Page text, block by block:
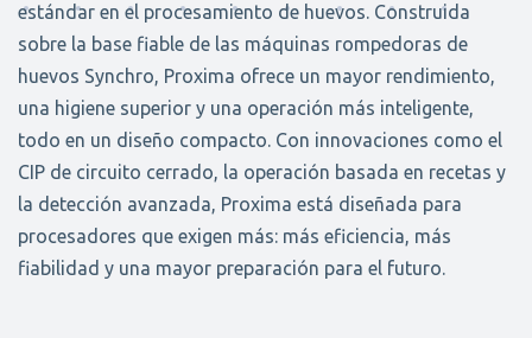
estándar en el procesamiento de huevos. Construida
sobre la base fiable de las máquinas rompedoras de
huevos Synchro, Proxima ofrece un mayor rendimiento,
una higiene superior y una operación más inteligente,
todo en un diseño compacto. Con innovaciones como el
CIP de circuito cerrado, la operación basada en recetas y
la detección avanzada, Proxima está diseñada para
procesadores que exigen más: más eficiencia, más
fiabilidad y una mayor preparación para el futuro.